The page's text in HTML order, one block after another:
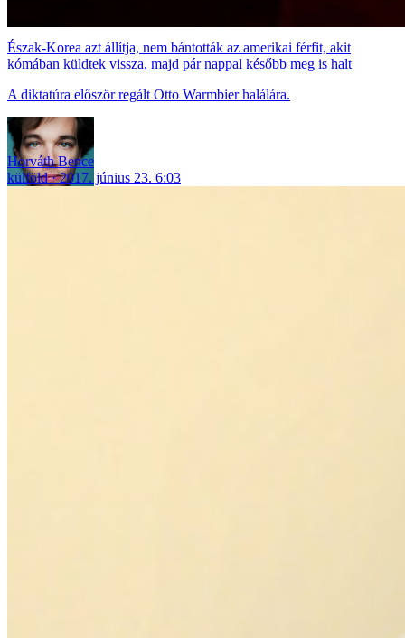
Észak-Korea azt állítja, nem bántották az amerikai férfit, akit
kómában küldtek vissza, majd pár nappal később meg is halt
A diktatúra először regált Otto Warmbier halálára.
Horváth Bence
külföld
2017. június 23. 6:03